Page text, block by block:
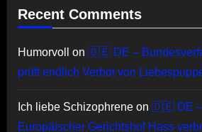
Recent Comments
Humorvoll on 🇩🇪 DE –
prüft endlich Verbot von
Ich liebe Schizophreneon 🇩🇪 DE –
Europäischer Gerichtshof Hass